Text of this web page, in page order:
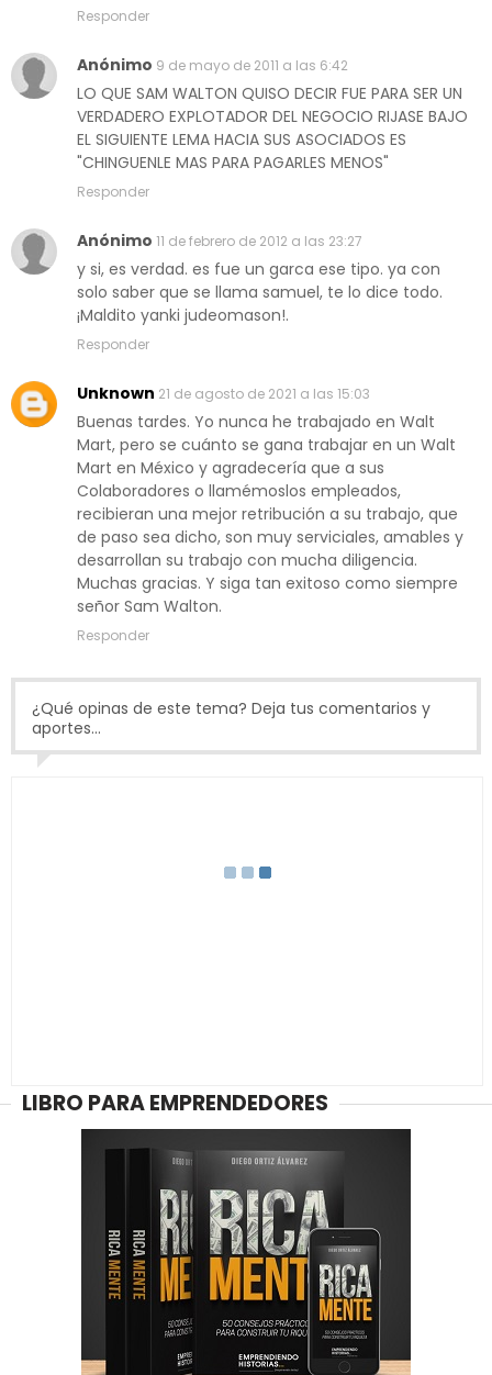
Responder
Anónimo 9 de mayo de 2011 a las 6:42
LO QUE SAM WALTON QUISO DECIR FUE PARA SER UN
VERDADERO EXPLOTADOR DEL NEGOCIO RIJASE BAJO
EL SIGUIENTE LEMA HACIA SUS ASOCIADOS ES
"CHINGUENLE MAS PARA PAGARLES MENOS"
Responder
Anónimo 11 de febrero de 2012 a las 23:27
y si, es verdad. es fue un garca ese tipo. ya con
solo saber que se llama samuel, te lo dice todo.
¡Maldito yanki judeomason!.
Responder
Unknown 21 de agosto de 2021 a las 15:03
Buenas tardes. Yo nunca he trabajado en Walt
Mart, pero se cuánto se gana trabajar en un Walt
Mart en México y agradecería que a sus
Colaboradores o llamémoslos empleados,
recibieran una mejor retribución a su trabajo, que
de paso sea dicho, son muy serviciales, amables y
desarrollan su trabajo con mucha diligencia.
Muchas gracias. Y siga tan exitoso como siempre
señor Sam Walton.
Responder
¿Qué opinas de este tema? Deja tus comentarios y
aportes...
LIBRO PARA EMPRENDEDORES